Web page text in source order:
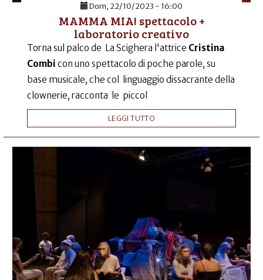
Dom, 22/10/2023 - 16:00
MAMMA MIA! spettacolo +
laboratorio creativo
Torna sul palco de La Scighera l'attrice Cristina
Combi con uno spettacolo di poche parole, su
base musicale, che col linguaggio dissacrante della
clownerie, racconta le piccol
LEGGI TUTTO